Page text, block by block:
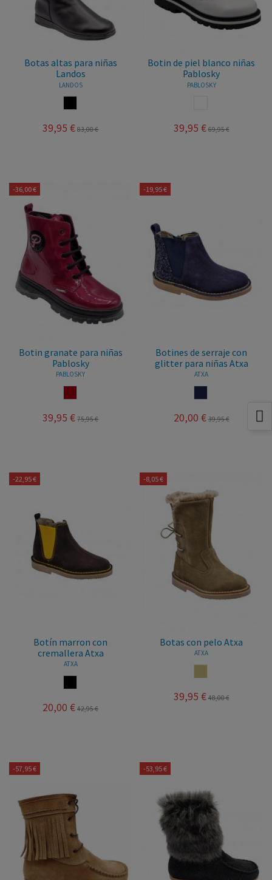
Botas altas para niñas
Landos
LANDOS
39,95 € 83,00 €
Botin de piel blanco niñas
Pablosky
PABLOSKY
39,95 € 69,95 €
-36,00 €
Botin granate para niñas
Pablosky
PABLOSKY
39,95 € 75,95 €
-19,95 €
Botines de serraje con
glitter para niñas Atxa
ATXA
20,00 € 39,95 €
-22,95 €
Botín marron con
cremallera Atxa
ATXA
20,00 € 42,95 €
-8,05 €
Botas con pelo Atxa
ATXA
39,95 € 48,00 €
-57,95 € -53,95 €